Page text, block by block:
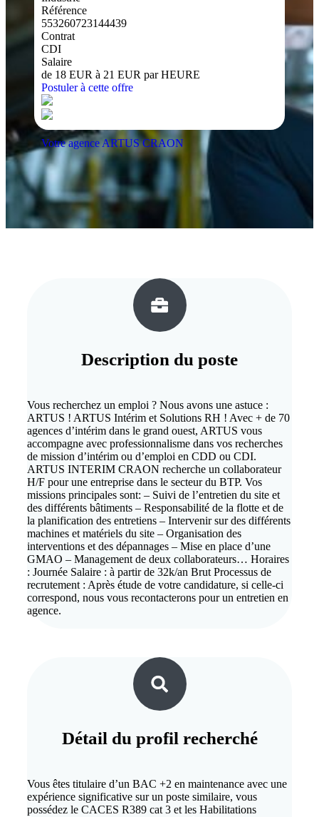
Référence
553260723144439
Contrat
CDI
Salaire
de 18 EUR à 21 EUR par HEURE
Postuler à cette offre
Votre agence ARTUS CRAON
Description du poste
Vous recherchez un emploi ? Nous avons une astuce :
ARTUS ! ARTUS Intérim et Solutions RH ! Avec + de 70
agences d’intérim dans le grand ouest, ARTUS vous
accompagne avec professionnalisme dans vos recherches
de mission d’intérim ou d’emploi en CDD ou CDI.
ARTUS INTERIM CRAON recherche un collaborateur
H/F pour une entreprise dans le secteur du BTP. Vos
missions principales sont: – Suivi de l’entretien du site et
des différents bâtiments – Responsabilité de la flotte et de
la planification des entretiens – Intervenir sur des différents
machines et matériels du site – Organisation des
interventions et des dépannages – Mise en place d’une
GMAO – Management de deux collaborateurs… Horaires
: Journée Salaire : à partir de 32k/an Brut Processus de
recrutement : Après étude de votre candidature, si celle-ci
correspond, nous vous recontacterons pour un entretien en
agence.
Détail du profil recherché
Vous êtes titulaire d’un BAC +2 en maintenance avec une
expérience significative sur un poste similaire, vous
possédez le CACES R389 cat 3 et les Habilitations